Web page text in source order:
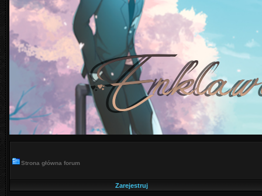
Strona główna forum
Zarejestruj